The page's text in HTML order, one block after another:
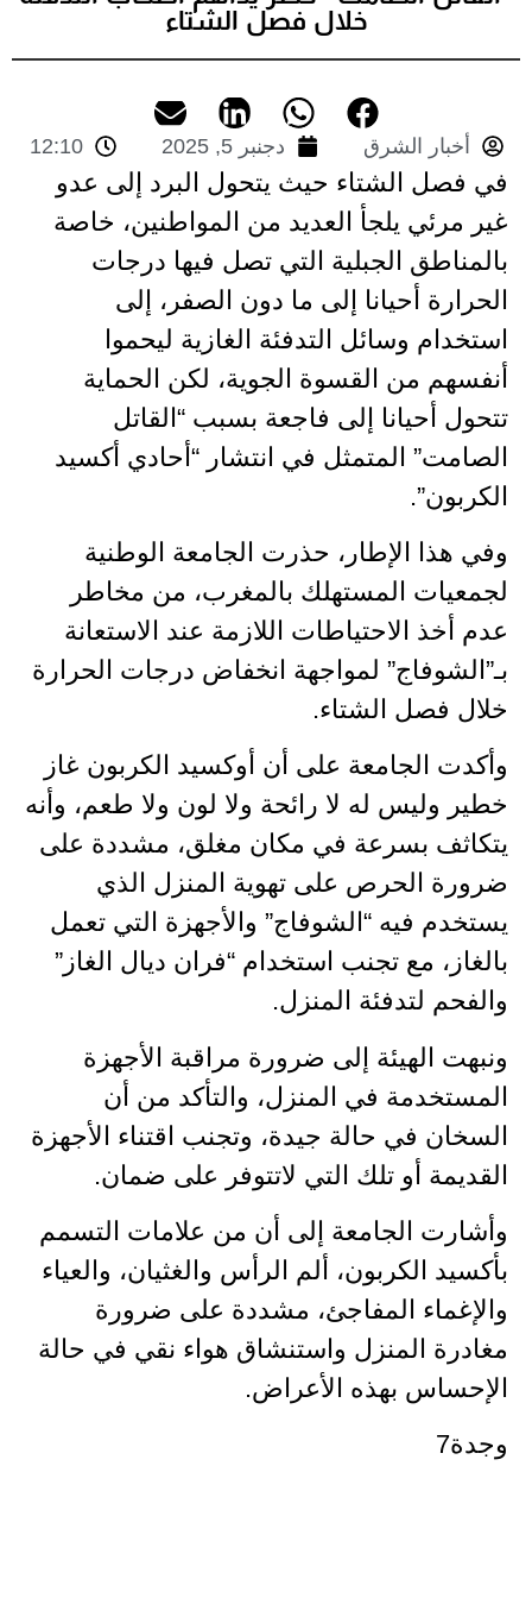
خلال فصل الشتاء
أخبار الشرق دجنبر 5, 2025 12:10
في فصل الشتاء حيث يتحول البرد إلى عدو
غير مرئي يلجأ العديد من المواطنين، خاصة
بالمناطق الجبلية التي تصل فيها درجات
الحرارة أحيانا إلى ما دون الصفر، إلى
استخدام وسائل التدفئة الغازية ليحموا
أنفسهم من القسوة الجوية، لكن الحماية
تتحول أحيانا إلى فاجعة بسبب “القاتل
الصامت” المتمثل في انتشار “أحادي أكسيد
الكربون”.
وفي هذا الإطار، حذرت الجامعة الوطنية
لجمعيات المستهلك بالمغرب، من مخاطر
عدم أخذ الاحتياطات اللازمة عند الاستعانة
بـ”الشوفاج” لمواجهة انخفاض درجات الحرارة
خلال فصل الشتاء.
وأكدت الجامعة على أن أوكسيد الكربون غاز
خطير وليس له لا رائحة ولا لون ولا طعم، وأنه
يتكاثف بسرعة في مكان مغلق، مشددة على
ضرورة الحرص على تهوية المنزل الذي
يستخدم فيه “الشوفاج” والأجهزة التي تعمل
بالغاز، مع تجنب استخدام “فران ديال الغاز”
والفحم لتدفئة المنزل.
ونبهت الهيئة إلى ضرورة مراقبة الأجهزة
المستخدمة في المنزل، والتأكد من أن
السخان في حالة جيدة، وتجنب اقتناء الأجهزة
القديمة أو تلك التي لاتتوفر على ضمان.
وأشارت الجامعة إلى أن من علامات التسمم
بأكسيد الكربون، ألم الرأس والغثيان، والعياء
والإغماء المفاجئ، مشددة على ضرورة
مغادرة المنزل واستنشاق هواء نقي في حالة
الإحساس بهذه الأعراض.
وجدة7